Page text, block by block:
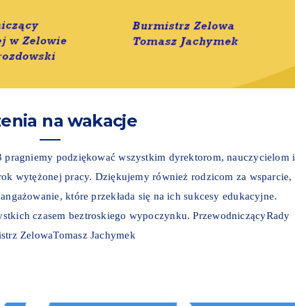
na wakacje
podziękować wszystkim dyrektorom, nauczycielom i
wytężonej pracy. Dziękujemy również rodzicom za wsparcie,
które przekłada się na ich sukcesy edukacyjne.
czasem beztroskiego wypoczynku. PrzewodniczącyRady
ZelowaTomasz Jachymek